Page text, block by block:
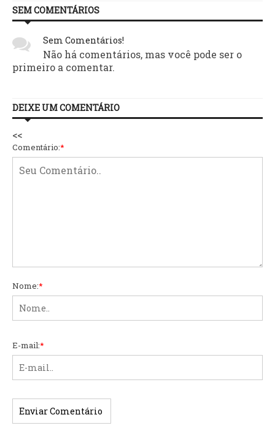
SEM COMENTÁRIOS
Sem Comentários!
Não há comentários, mas você pode ser o
primeiro a comentar.
DEIXE UM COMENTÁRIO
<<
Comentário:*
Nome:*
E-mail:*